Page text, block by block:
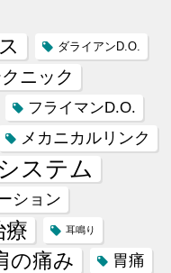
ダライアンD.O.
ニック
フライマンD.O.
メカニカルリンク
ステム
ション
療 耳鳴り
の痛み 胃痛